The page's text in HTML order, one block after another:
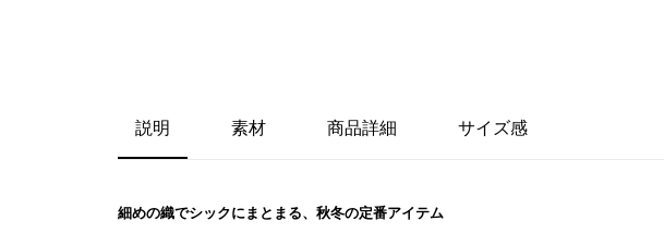
説明 素材 商品詳細 サイズ感
細めの織でシックにまとまる、秋冬の定番アイテム